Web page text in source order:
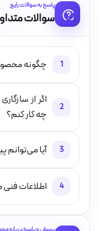
پاسخ به سوالات رایج
سوالات
1 چگونه
2
اگر از
چه کار کنم؟
3 آیا
4 اطلاعات